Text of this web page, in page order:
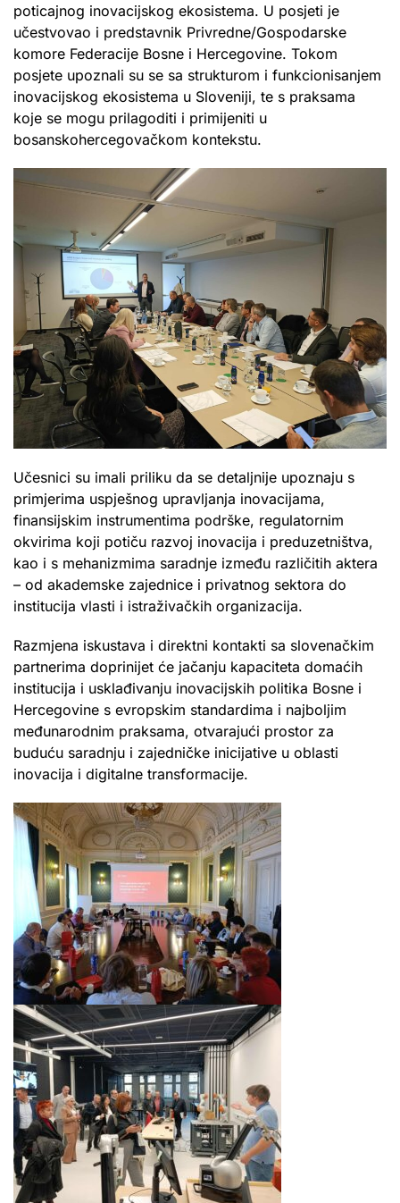
poticajnog inovacijskog ekosistema. U posjeti je
učestvovao i predstavnik Privredne/Gospodarske
komore Federacije Bosne i Hercegovine. Tokom
posjete upoznali su se sa strukturom i funkcionisanjem
inovacijskog ekosistema u Sloveniji, te s praksama
koje se mogu prilagoditi i primijeniti u
bosanskohercegovačkom kontekstu.
Učesnici su imali priliku da se detaljnije upoznaju s
primjerima uspješnog upravljanja inovacijama,
finansijskim instrumentima podrške, regulatornim
okvirima koji potiču razvoj inovacija i preduzetništva,
kao i s mehanizmima saradnje između različitih aktera
– od akademske zajednice i privatnog sektora do
institucija vlasti i istraživačkih organizacija.
Razmjena iskustava i direktni kontakti sa slovenačkim
partnerima doprinijet će jačanju kapaciteta domaćih
institucija i usklađivanju inovacijskih politika Bosne i
Hercegovine s evropskim standardima i najboljim
međunarodnim praksama, otvarajući prostor za
buduću saradnju i zajedničke inicijative u oblasti
inovacija i digitalne transformacije.